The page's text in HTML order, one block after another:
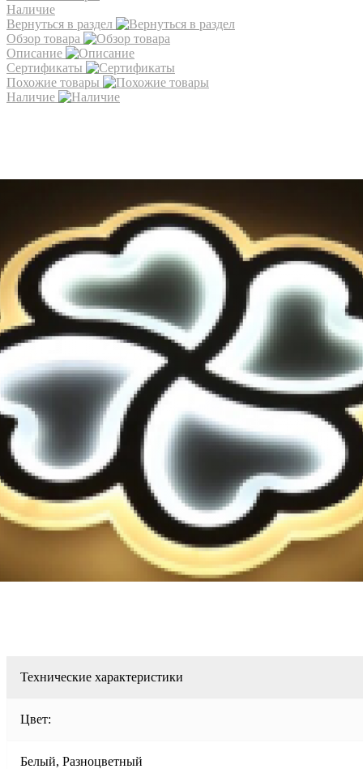
Наличие
Вернуться в раздел
Обзор товара
Описание
Сертификаты
Похожие товары
Наличие
Технические характеристики
Цвет:
Белый, Разноцветный